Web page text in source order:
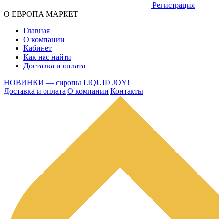
Регистрация
О ЕВРОПА МАРКЕТ
Главная
О компании
Кабинет
Как нас найти
Доставка и оплата
НОВИНКИ — сиропы LIQUID JOY!
Доставка и оплата О компании Контакты